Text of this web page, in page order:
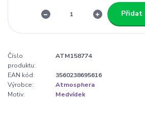
Přidat
Číslo
produktu:
ATM158774
EAN kód:
3560238695616
Výrobce:
Atmosphera
Motiv:
Medvídek